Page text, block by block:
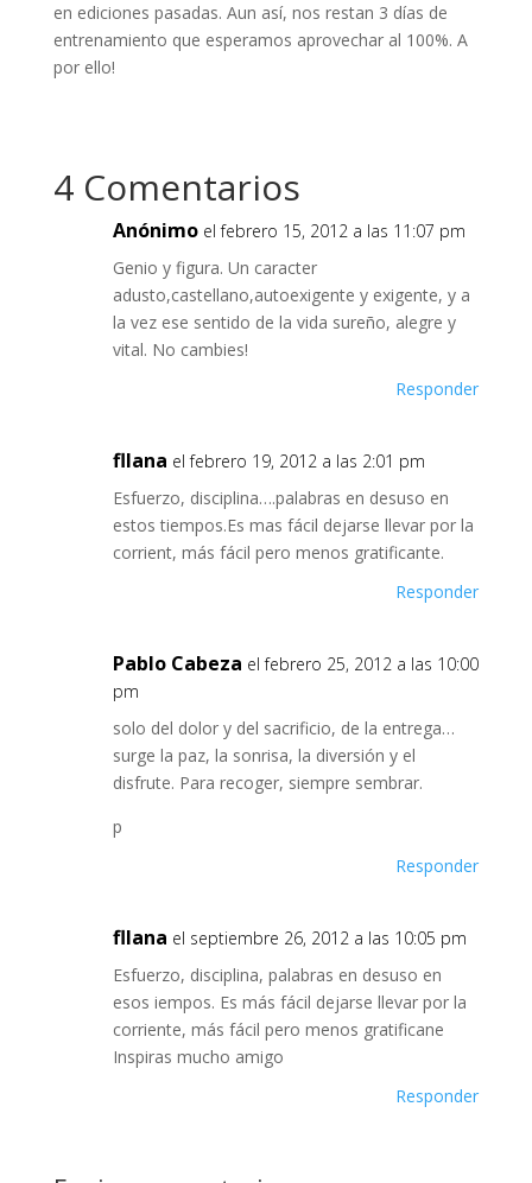
en ediciones pasadas. Aun así, nos restan 3 días de
entrenamiento que esperamos aprovechar al 100%. A
por ello!
4 Comentarios
Anónimo el febrero 15, 2012 a las 11:07 pm
Genio y figura. Un caracter
adusto,castellano,autoexigente y exigente, y a
la vez ese sentido de la vida sureño, alegre y
vital. No cambies!
Responder
fllana el febrero 19, 2012 a las 2:01 pm
Esfuerzo, disciplina….palabras en desuso en
estos tiempos.Es mas fácil dejarse llevar por la
corrient, más fácil pero menos gratificante.
Responder
Pablo Cabeza el febrero 25, 2012 a las 10:00
pm
solo del dolor y del sacrificio, de la entrega…
surge la paz, la sonrisa, la diversión y el
disfrute. Para recoger, siempre sembrar.
p
Responder
fllana el septiembre 26, 2012 a las 10:05 pm
Esfuerzo, disciplina, palabras en desuso en
esos iempos. Es más fácil dejarse llevar por la
corriente, más fácil pero menos gratificane
Inspiras mucho amigo
Responder